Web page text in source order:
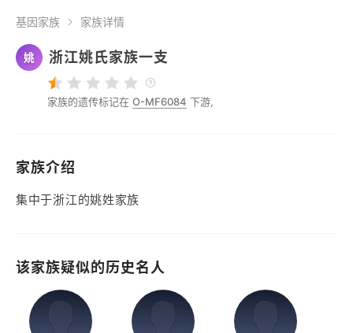
基因家族 家族详情
姚 浙江姚氏家族一支
家族的遗传标记在 O-MF6084 下游,
家族介绍
集中于浙江的姚姓家族
该家族疑似的历史名人